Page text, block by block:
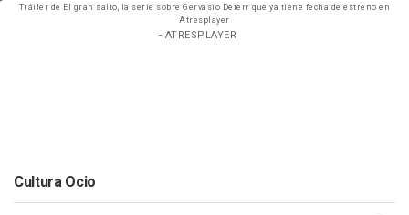
Tráiler de El gran salto, la serie sobre Gervasio Deferr que ya tiene fecha de estreno en
Atresplayer
- ATRESPLAYER
Cultura Ocio